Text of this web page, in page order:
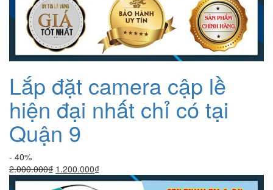
Lắp đặt camera cập lề
hiện đại nhất chỉ có tại
Quận 9
- 40%
2.000.000₫ Giá
gốc
1.200.000₫Giá
hiện